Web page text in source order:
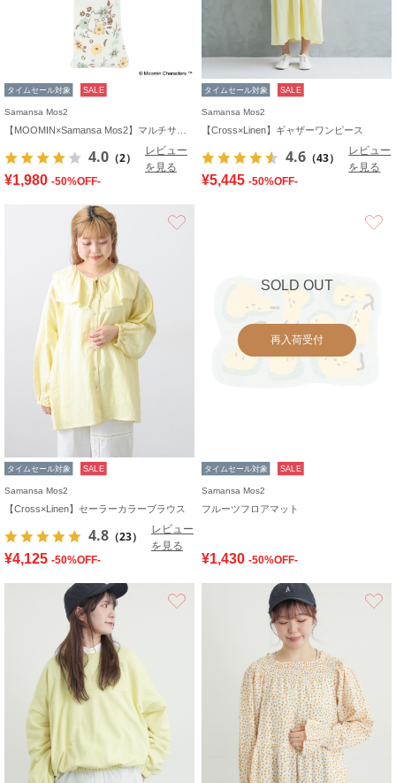
タイムセール対象 SALE
Samansa Mos2
4.0 （2）
レビュー
を見る
¥1,980 -50%OFF-
タイムセール対象 SALE
Samansa Mos2
【Cross×Linen】ギャザーワンピース
4.6 （43）
レビュー
を見る
¥5,445 -50%OFF-
タイムセール対象 SALE
Samansa Mos2
【Cross×Linen】セーラーカラーブラウス
4.8 （23）
レビュー
を見る
¥4,125 -50%OFF-
SOLD OUT
再入荷受付
タイムセール対象 SALE
Samansa Mos2
フルーツフロアマット
¥1,430 -50%OFF-